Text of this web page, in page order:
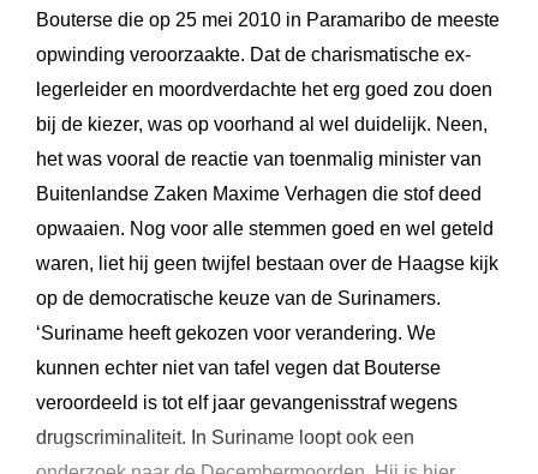
Bouterse die op 25 mei 2010 in Paramaribo de meeste
opwinding veroorzaakte. Dat de charismatische ex-
legerleider en moordverdachte het erg goed zou doen
bij de kiezer, was op voorhand al wel duidelijk. Neen,
het was vooral de reactie van toenmalig minister van
Buitenlandse Zaken Maxime Verhagen die stof deed
opwaaien. Nog voor alle stemmen goed en wel geteld
waren, liet hij geen twijfel bestaan over de Haagse kijk
op de democratische keuze van de Surinamers.
‘Suriname heeft gekozen voor verandering. We
kunnen echter niet van tafel vegen dat Bouterse
veroordeeld is tot elf jaar gevangenisstraf wegens
drugscriminaliteit. In Suriname loopt ook een